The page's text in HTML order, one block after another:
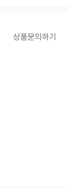
상품문의하기